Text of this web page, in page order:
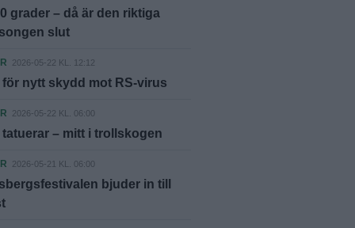
grader – då är den riktiga
slut
2026-05-22 KL. 12:12
för nytt skydd mot RS-virus
2026-05-22 KL. 06:00
tatuerar – mitt i trollskogen
2026-05-21 KL. 06:00
bjuder in till